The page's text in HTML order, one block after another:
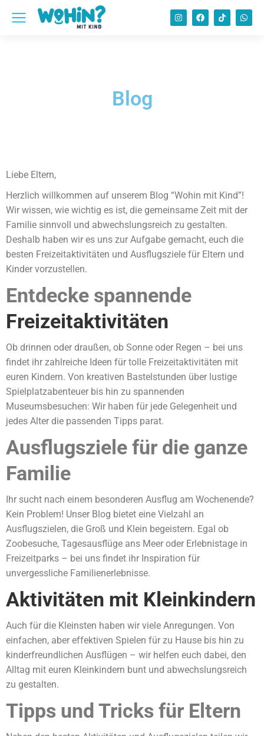
Blog
Liebe Eltern,
Herzlich willkommen auf unserem Blog “Wohin mit Kind”!
Wir wissen, wie wichtig es ist, die gemeinsame Zeit mit der
Familie sinnvoll und abwechslungsreich zu gestalten.
Deshalb haben wir es uns zur Aufgabe gemacht, euch die
besten Freizeitaktivitäten und Ausflugsziele für Eltern und
Kinder vorzustellen.
Entdecke spannende
Freizeitaktivitäten
Ob drinnen oder draußen, ob Sonne oder Regen – bei uns
findet ihr zahlreiche Ideen für tolle Freizeitaktivitäten mit
euren Kindern. Von kreativen Bastelstunden über lustige
Spielplatzabenteuer bis hin zu spannenden
Museumsbesuchen: Wir haben für jede Gelegenheit und
jedes Alter die passenden Tipps parat.
Ausflugsziele für die ganze
Familie
Ihr sucht nach einem besonderen Ausflug am Wochenende?
Kein Problem! Unser Blog bietet eine Vielzahl an
Ausflugszielen, die Groß und Klein begeistern. Egal ob
Zoobesuche, Tagesausflüge ans Meer oder Erlebnistage in
Freizeitparks – bei uns findet ihr Inspiration für
unvergessliche Familienerlebnisse.
Aktivitäten mit Kleinkindern
Auch für die Kleinsten haben wir viele Anregungen. Von
einfachen, aber effektiven Spielen für zu Hause bis hin zu
kinderfreundlichen Ausflügen – wir helfen euch dabei, den
Alltag mit euren Kleinkindern bunt und abwechslungsreich
zu gestalten.
Tipps und Tricks für Eltern